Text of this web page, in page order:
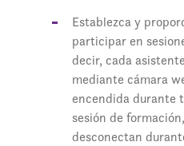
Establezca y
participar en
decir, cada
mediante cámara
encendida durante
sesión de
desconectan